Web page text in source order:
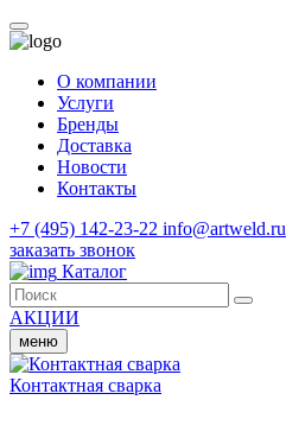
О компании
Услуги
Бренды
Доставка
Новости
Контакты
+7 (495) 142-23-22 info@artweld.ru
заказать звонок
Каталог
АКЦИИ
меню
Контактная сварка